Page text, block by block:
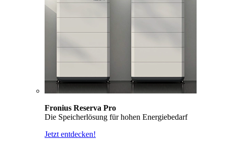
Fronius Reserva Pro
Die Speicherlösung für hohen Energiebedarf
Jetzt entdecken!